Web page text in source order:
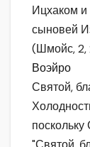
Ицхаком
сыновей
(Шмойс, 2,
Воэйро
Святой,